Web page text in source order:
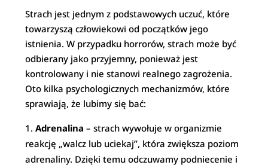
Strach jest jednym z podstawowych uczuć, które
towarzyszą człowiekowi od początków jego
istnienia. W przypadku horrorów, strach może być
odbierany jako przyjemny, ponieważ jest
kontrolowany i nie stanowi realnego zagrożenia.
Oto kilka psychologicznych mechanizmów, które
sprawiają, że lubimy się bać:
Adrenalina – strach wywołuje w organizmie
reakcję „walcz lub uciekaj”, która zwiększa poziom
adrenaliny. Dzięki temu odczuwamy podniecenie i